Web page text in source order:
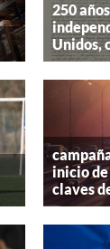
250
Unidos,
inicio de
claves